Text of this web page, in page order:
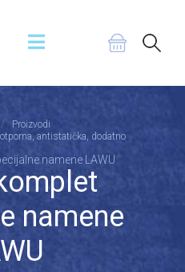
Proizvodi
antistatička, dodatno
namene LAWU
namene